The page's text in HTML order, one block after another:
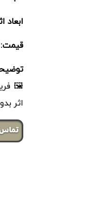
ابعاد
قیمت:
🖼
اثر